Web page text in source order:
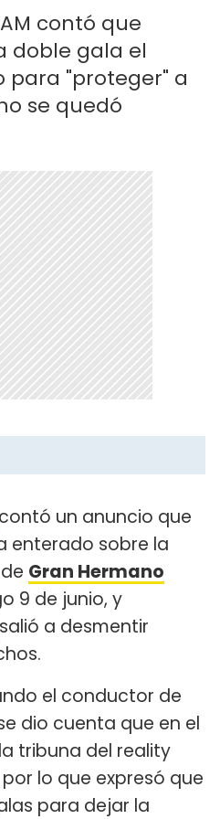
contó que
doble gala el
para "proteger" a
se quedó
contó un anuncio que
enterado sobre la
Gran Hermano
9 de junio, y
salió a desmentir
el conductor de
dio cuenta que en el
tribuna del reality
lo que expresó que
para dejar la